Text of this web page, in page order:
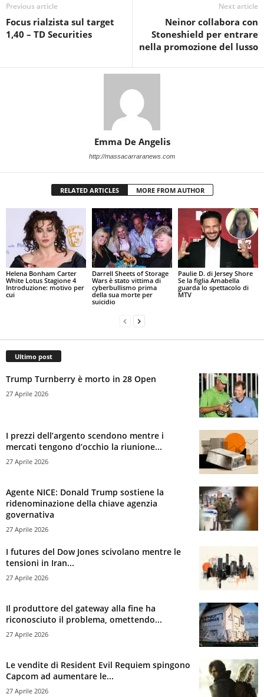
Previous article
Focus rialzista sul target
1,40 – TD Securities
Next article
Neinor collabora con
Stoneshield per entrare
nella promozione del lusso
Emma De Angelis
http://massacarraranews.com
RELATED ARTICLES MORE FROM AUTHOR
Helena Bonham Carter
White Lotus Stagione 4
Introduzione: motivo per
cui
Darrell Sheets of Storage
Wars è stato vittima di
cyberbullismo prima
della sua morte per
suicidio
Paulie D. di Jersey Shore
Se la figlia Amabella
guarda lo spettacolo di
MTV
Ultimo post
Trump Turnberry è morto in 28 Open
27 Aprile 2026
I prezzi dell’argento scendono mentre i
mercati tengono d’occhio la riunione...
27 Aprile 2026
Agente NICE: Donald Trump sostiene la
ridenominazione della chiave agenzia
governativa
27 Aprile 2026
I futures del Dow Jones scivolano mentre le
tensioni in Iran...
27 Aprile 2026
Il produttore del gateway alla fine ha
riconosciuto il problema, omettendo...
27 Aprile 2026
Le vendite di Resident Evil Requiem spingono
Capcom ad aumentare le...
27 Aprile 2026